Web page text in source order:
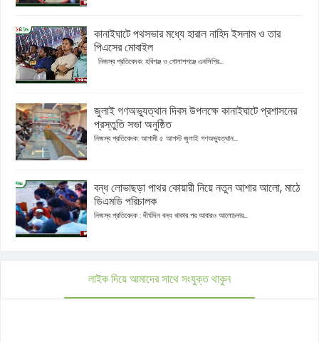
কানাইঘাটে পথসভার মধ্যে হারাল নাহিদ ইসলাম ও তার
পিএসের মোবাইল
নিজস্ব প্রতিবেদক: হবিগঞ্জ ও গোলাপগঞ্জে এনসিপির...
জুলাই গণঅভ্যুত্থান দিবস উপলক্ষে কানাইঘাটে প্রশাসনের
প্রস্তুতি সভা অনুষ্ঠিত
নিজস্ব প্রতিবেদক: আগামী ৫ আগস্ট জুলাই গণঅভ্যুত্থান...
বন্ধ লোভাছড়া পাথর কোয়ারী নিয়ে নতুন আশার আলো, মাঠে
ডিএমডি পরিচালক
নিজস্ব প্রতিবেদক : দীর্ঘদিন বন্ধ থাকার পর আবারও আলোচনার...
লাইক দিয়ে আমাদের সাথে সংযুক্ত থাকুন